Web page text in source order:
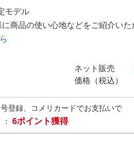
モデル
商品の使い心地などをご紹介いた
ネット販売
価格（税込）
登録、コメリカードでお支払いで
6ポイント獲得